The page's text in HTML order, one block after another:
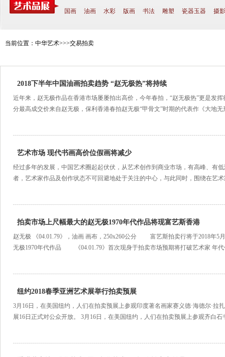
国画 油画 水彩 版画 书法 雕塑 瓷器玉器 摄影
当前位置：中华艺术>>>交易拍卖
2018下半年中国油画拍卖趋势 “赵无极热”将持续
近年来，赵无极作品在香港市场屡屡拍出高价，今年春拍，“赵无极热”更是发
分最高成交价来自赵无极，保利香港春拍赵无极“甲骨文”时期的代表作《大地
艺术市场 现代书画高价位假画将减少
经过多年的发展，中国艺术圈起起伏伏，从艺术创作到商业市场，有高峰、有
者，艺术家作品及创作状态不可回避地处于关注的中心，与此同时，围绕在艺
拍卖市场上尺幅最大的赵无极1970年代作品将现富艺斯香港
赵无极 《04.01.79》，油画 画布，250x260公分 富艺斯拍卖行将于2018年5
无极1970年代作品 《04.01.79》首次现身于拍卖市场预期将打破艺术家 年代
纽约2018春季亚洲艺术展举行拍卖预展
3月16日，在美国纽约，人们在拍卖预展上参观印度著名画家赛义德·海德尔·拉
展16日正式对公众开放。 3月16日，在美国纽约，人们在拍卖预展上参观齐白石